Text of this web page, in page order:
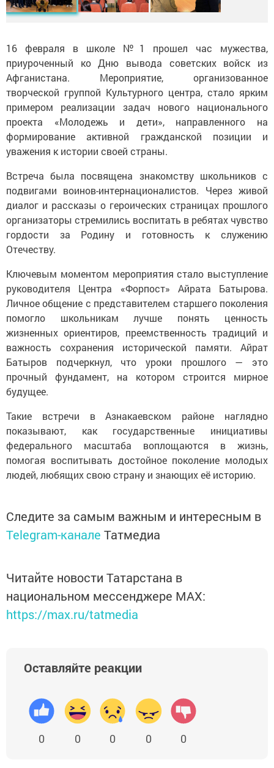
16 февраля в школе №1 прошел час мужества,
приуроченный ко Дню вывода советских войск из
Афганистана. Мероприятие, организованное
творческой группой Культурного центра, стало ярким
примером реализации задач нового национального
проекта «Молодежь и дети», направленного на
формирование активной гражданской позиции и
уважения к истории своей страны.
Встреча была посвящена знакомству школьников с
подвигами воинов-интернационалистов. Через живой
диалог и рассказы о героических страницах прошлого
организаторы стремились воспитать в ребятах чувство
гордости за Родину и готовность к служению
Отечеству.
Ключевым моментом мероприятия стало выступление
руководителя Центра «Форпост» Айрата Батырова.
Личное общение с представителем старшего поколения
помогло школьникам лучше понять ценность
жизненных ориентиров, преемственность традиций и
важность сохранения исторической памяти. Айрат
Батыров подчеркнул, что уроки прошлого — это
прочный фундамент, на котором строится мирное
будущее.
Такие встречи в Азнакаевском районе наглядно
показывают, как государственные инициативы
федерального масштаба воплощаются в жизнь,
помогая воспитывать достойное поколение молодых
людей, любящих свою страну и знающих её историю.
Следите за самым важным и интересным в
Telegram-канале Татмедиа
Читайте новости Татарстана в
национальном мессенджере MАХ:
https://max.ru/tatmedia
Оставляйте реакции
0 0 0 0 0